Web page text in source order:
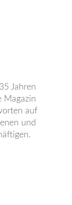
Jahren
Magazin
auf
und